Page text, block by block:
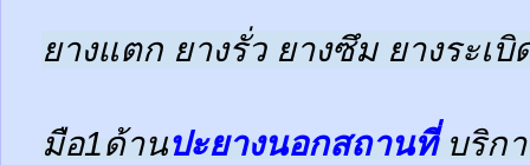
ยางแตก ยางรั่ว ยางซึม ยางระเบิ
มือ1ด้านปะยางนอกสถานที่ บริก